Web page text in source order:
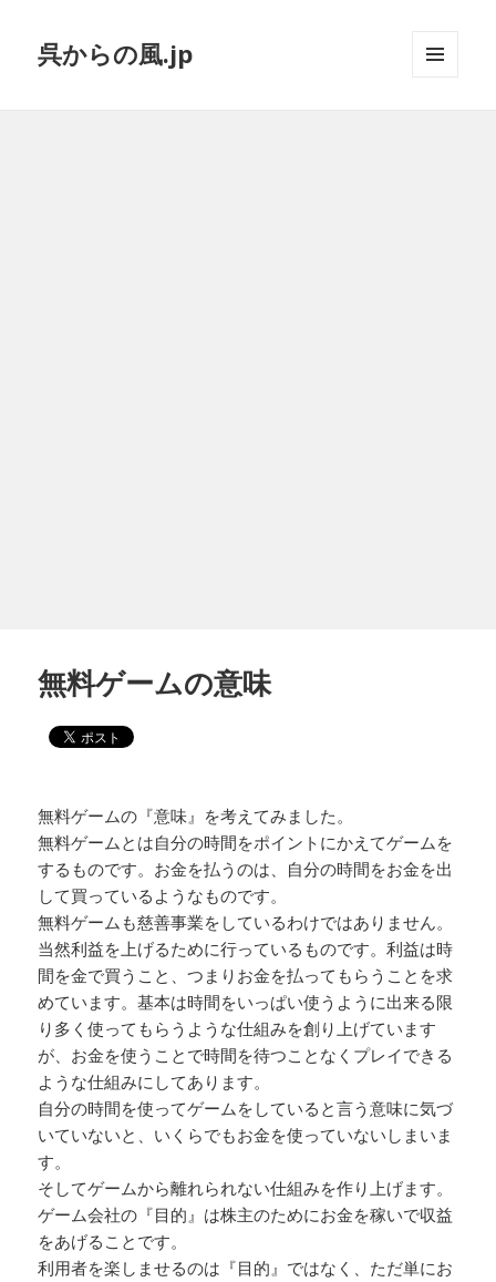
呉からの風.jp
無料ゲームの意味
無料ゲームの『意味』を考えてみました。
無料ゲームとは自分の時間をポイントにかえてゲームを
するものです。お金を払うのは、自分の時間をお金を出
して買っているようなものです。
無料ゲームも慈善事業をしているわけではありません。
当然利益を上げるために行っているものです。利益は時
間を金で買うこと、つまりお金を払ってもらうことを求
めています。基本は時間をいっぱい使うように出来る限
り多く使ってもらうような仕組みを創り上げています
が、お金を使うことで時間を待つことなくプレイできる
ような仕組みにしてあります。
自分の時間を使ってゲームをしていると言う意味に気づ
いていないと、いくらでもお金を使っていないしまいま
す。
そしてゲームから離れられない仕組みを作り上げます。
ゲーム会社の『目的』は株主のためにお金を稼いで収益
をあげることです。
利用者を楽しませるのは『目的』ではなく、ただ単にお